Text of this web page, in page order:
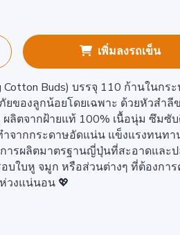
เพิ่มลงรถเข็น
Buds) บรรจุ 110 ก้านในกร
ยของลูกน้อยโดยเฉพาะ ด้วยหัวสำลี
ลิตจากฝ้ายแท้ 100% เนื้อนุ่ม ซึมซับ
จากกระดาษอัดแน่น แข็งแรงทนทา
ารผลิตมาตรฐานญี่ปุ่นที่สะอาดและ
บใบหู จมูก หรือส่วนต่างๆ ที่ต้องกา
วงแน่นอน 💖